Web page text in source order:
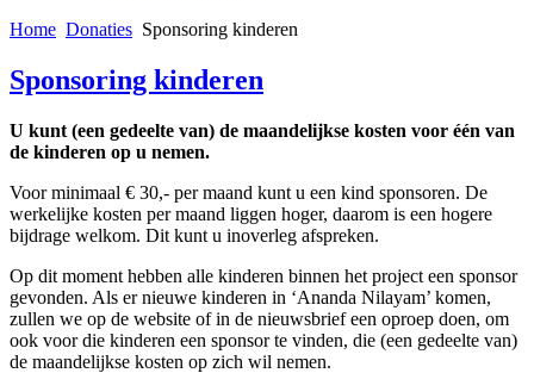
Home Donaties Sponsoring kinderen
Sponsoring kinderen
U kunt (een gedeelte van) de maandelijkse kosten voor één van
de kinderen op u nemen.
Voor minimaal € 30,- per maand kunt u een kind sponsoren. De
werkelijke kosten per maand liggen hoger, daarom is een hogere
bijdrage welkom. Dit kunt u inoverleg afspreken.
Op dit moment hebben alle kinderen binnen het project een sponsor
gevonden. Als er nieuwe kinderen in ‘Ananda Nilayam’ komen,
zullen we op de website of in de nieuwsbrief een oproep doen, om
ook voor die kinderen een sponsor te vinden, die (een gedeelte van)
de maandelijkse kosten op zich wil nemen.